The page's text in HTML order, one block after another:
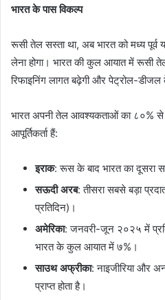
भारत के पास विकल्प
रूसी तेल सस्ता था, अब भारत को मध्य
लेना होगा। भारत की कुल आयात में रूसी
रिफाइनिंग लागत बढ़ेगी और पेट्रोल-
भारत अपनी तेल आवश्यकताओं का ८०%
आपूर्तिकर्ता हैं:
इराक: रूस के बाद भारत का दूसरा
सऊदी अरब: तीसरा सबसे बड़ा
प्रतिदिन)।
अमेरिका: जनवरी-जून २०२५ में
भारत के कुल आयात में ७%।
साउथ अफ्रीका: नाइजीरिया और
प्राप्त होता है।